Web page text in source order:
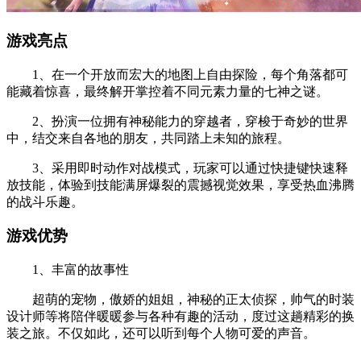
游戏亮点
1、在一个开放而宏大的地图上自由探险，每个角落都可
能藏着惊喜，最终解开掌控着不同元素力量的七神之谜。
2、扮演一位拥有神秘能力的穿越者，穿梭于奇妙的世界
中，结交来自各地的朋友，共同踏上未知的旅程。
3、采用即时动作对战模式，玩家可以通过快捷键快速释
放技能，体验到技能满屏爆裂的震撼视觉效果，享受热血沸腾
的战斗乐趣。
游戏优势
1、丰富的故事性
超萌的宠物，傲娇的姐姐，神秘的正太侦探，帅气的时装
设计师等将陪伴暖暖参与各种有趣的活动，度过这趟精彩的换
装之旅。不仅如此，还可以听到每个人物可爱的声音。